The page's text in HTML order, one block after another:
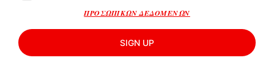
ΠΡΟΣΩΠΙΚΩΝ ΔΕΔΟΜΕΝΩΝ
SIGN UP